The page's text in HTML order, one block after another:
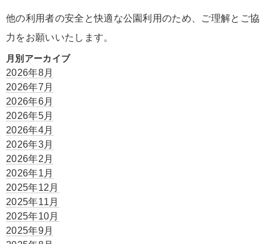
他の利用者の安全と快適な公園利用のため、ご理解とご協
力をお願いいたします。
月別アーカイブ
2026年8月
2026年7月
2026年6月
2026年5月
2026年4月
2026年3月
2026年2月
2026年1月
2025年12月
2025年11月
2025年10月
2025年9月